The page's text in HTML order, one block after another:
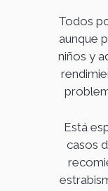
Todos
aunque
niños y
Está
casos